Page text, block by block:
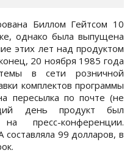
Биллом Гейтсом 10
однако была выпущена
этих лет над продуктом
20 ноября 1985 года
в сети розничной
комплектов программы
пересылка по почте (не
день продукт был
пресс-конференции.
99 долларов, в